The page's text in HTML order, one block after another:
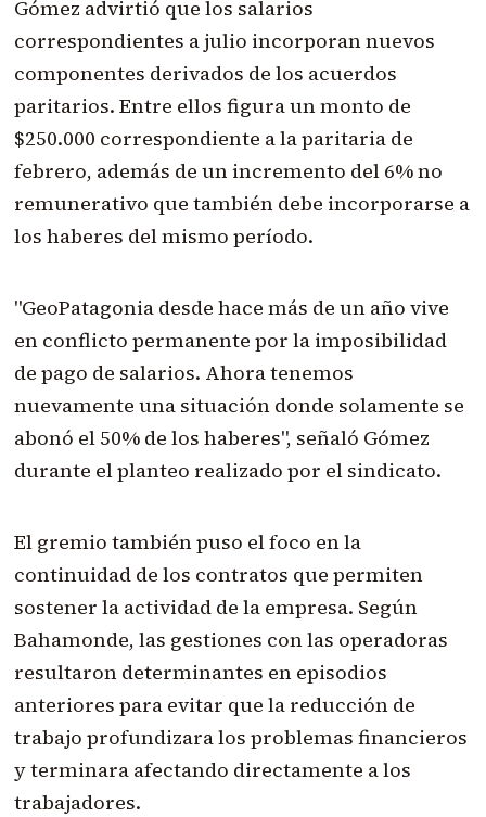
Gómez advirtió que los salarios
correspondientes a julio incorporan nuevos
componentes derivados de los acuerdos
paritarios. Entre ellos figura un monto de
$250.000 correspondiente a la paritaria de
febrero, además de un incremento del 6% no
remunerativo que también debe incorporarse a
los haberes del mismo período.
"GeoPatagonia desde hace más de un año vive
en conflicto permanente por la imposibilidad
de pago de salarios. Ahora tenemos
nuevamente una situación donde solamente se
abonó el 50% de los haberes", señaló Gómez
durante el planteo realizado por el sindicato.
El gremio también puso el foco en la
continuidad de los contratos que permiten
sostener la actividad de la empresa. Según
Bahamonde, las gestiones con las operadoras
resultaron determinantes en episodios
anteriores para evitar que la reducción de
trabajo profundizara los problemas financieros
y terminara afectando directamente a los
trabajadores.